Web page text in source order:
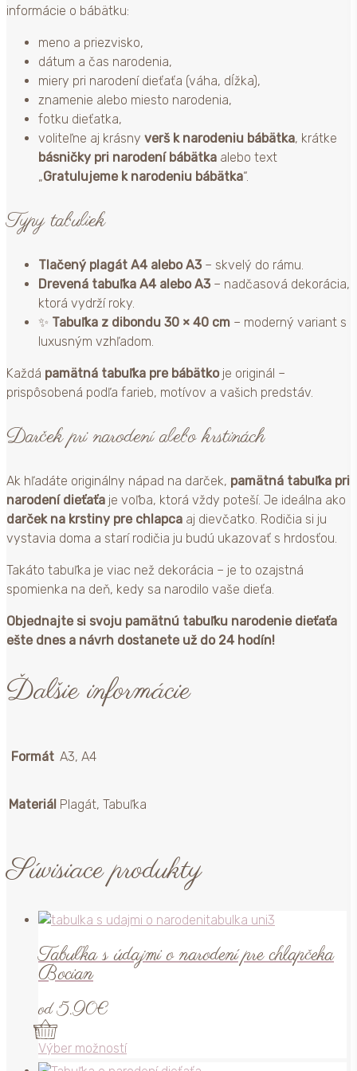
informácie o bábätku:
meno a priezvisko,
dátum a čas narodenia,
miery pri narodení dieťaťa (váha, dĺžka),
znamenie alebo miesto narodenia,
fotku dieťatka,
voliteľne aj krásny verš k narodeniu bábätka, krátke
básničky pri narodení bábätka alebo text
„Gratulujeme k narodeniu bábätka“.
Typy tabuliek
Tlačený plagát A4 alebo A3 – skvelý do rámu.
Drevená tabuľka A4 alebo A3 – nadčasová dekorácia,
ktorá vydrží roky.
✨ Tabuľka z dibondu 30 × 40 cm – moderný variant s
luxusným vzhľadom.
Každá pamätná tabuľka pre bábätkoje originál –
prispôsobená podľa farieb, motívov a vašich predstáv.
Darček pri narodení alebo krstinách
Ak hľadáte originálny nápad na darček, pamätná tabuľka pri
narodení dieťaťa je voľba, ktorá vždy poteší. Je ideálna ako
darček na krstiny pre chlapca aj dievčatko. Rodičia si ju
vystavia doma a starí rodičia ju budú ukazovať s hrdosťou.
Takáto tabuľka je viac než dekorácia – je to ozajstná
spomienka na deň, kedy sa narodilo vaše dieťa.
Objednajte si svoju pamätnú tabuľku narodenie dieťaťa
ešte dnes a návrh dostanete už do 24 hodín!
Ďalšie informácie
Formát A3, A4
Materiál Plagát, Tabuľka
Súvisiace produkty
Tabuľka s údajmi o narodení pre chlapčeka
Bocian
od5.90€
Výber možnostíTento
produkt